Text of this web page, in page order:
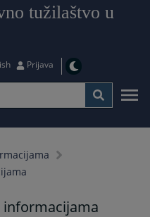
tužilaštvo u
Prijava